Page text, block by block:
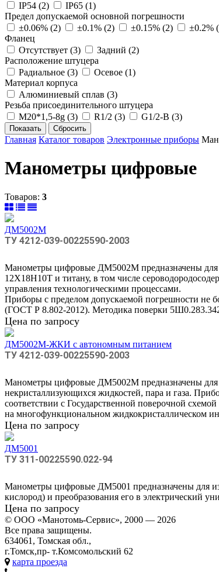
IP54 (2) IP65 (1)
Предел допускаемой основной погрешности
±0.06% (2) ±0.1% (2) ±0.15% (2) ±0.2% (
Фланец
Отсутствует (3) Задний (2)
Расположение штуцера
Радиальное (3) Осевое (1)
Материал корпуса
Алюминиевый сплав (3)
Резьба присоединительного штуцера
М20*1,5-8g (3) R1/2 (3) G1/2-B (3)
Главная Каталог товаров Электронные приборы
Манометры цифровые
Товаров: 3
ДМ5002М
ТУ 4212-039-00225590-2003
Манометры цифровые ДМ5002М предназначены для
12X18H10T и титану, в том числе
управления технологическими процессами.
Приборы с пределом допускаемой погрешности не
(ГОСТ Р 8.802-2012). Методика поверки
Цена по запросу
ДМ5002М-ЖКИ с автономным питанием
ТУ 4212-039-00225590-2003
Манометры цифровые ДМ5002М предназначены для
некристаллизующихся жидкостей, пара и газа.
соответствии с Государственной поверочной
на многофункциональном жидкокристаллическом
Цена по запросу
ДМ5001
ТУ 311-00225590.022-94
Манометры цифровые ДМ5001 предназначены для
кислород) и преобразования его в электрический
Цена по запросу
© ООО «Манотомь-Cервис», 2000 — 2026
Все права защищены.
634061, Томская обл.,
г.Томск,пр- т.Комсомольский 62
карта проезда